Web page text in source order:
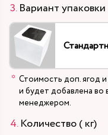
Вариант упаковки
Стоимость доп. ягод
и будет добавлена во
менеджером.
Количество ( кг)